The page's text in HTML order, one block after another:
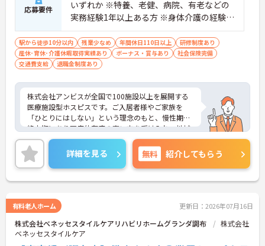
応募要件
いずれか ※特養、老健、病院、有老などの
実務経験1年以上ある方 ※身体介護の経験年
以上ある方、機械浴の使用の経験のある方
歓迎
駅から徒歩10分以内 残業少なめ 年間休日110日以上
研修制度あり
産休･育休･介護休暇取得実績あり
ボーナス・賞与あり
社会保険完備
交通費支給
退職金制度あり
株式会社アンビスが全国で100施設以上を展開する
医療施設型ホスピスです。ご入居者様やご家族を
「ひとりにはしない」という理念のもと、慢性期や
終末期にあり医療依存度の高い方を受け入れ、地域
医療を支える社会的意義の高い事業を推進していま
す。現場には看護師が24時間常駐しています。急変
時の対応や医療行為は看護師が担当するため、初任
者研修や実務者研修の方も食事介助や入浴介助など
の生活を支えるケアに専念できる環境です。多職種
連携の体制がしっかりと整っています。働き方の面
では、夜勤明けの翌日が原則として公休となるほ
か、月平均の残業時間も5時間から7時間程度とかな
り少なめです。常勤スタッフの比率が90パーセント
詳細を見る 無料 紹介してもらう
有料老人ホーム 更新日：2026年07月16日
株式会社ベネッセスタイルケアリハビリホームグランダ調布
株式会社
ベネッセスタイルケア